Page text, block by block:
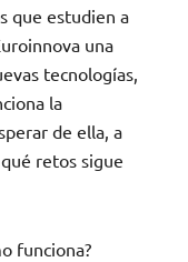
que estudien a
una
tecnologías,
la
de ella, a
retos sigue
funciona?